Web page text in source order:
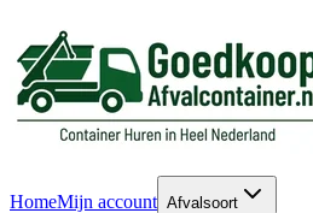
HomeMijn account Afvalsoort